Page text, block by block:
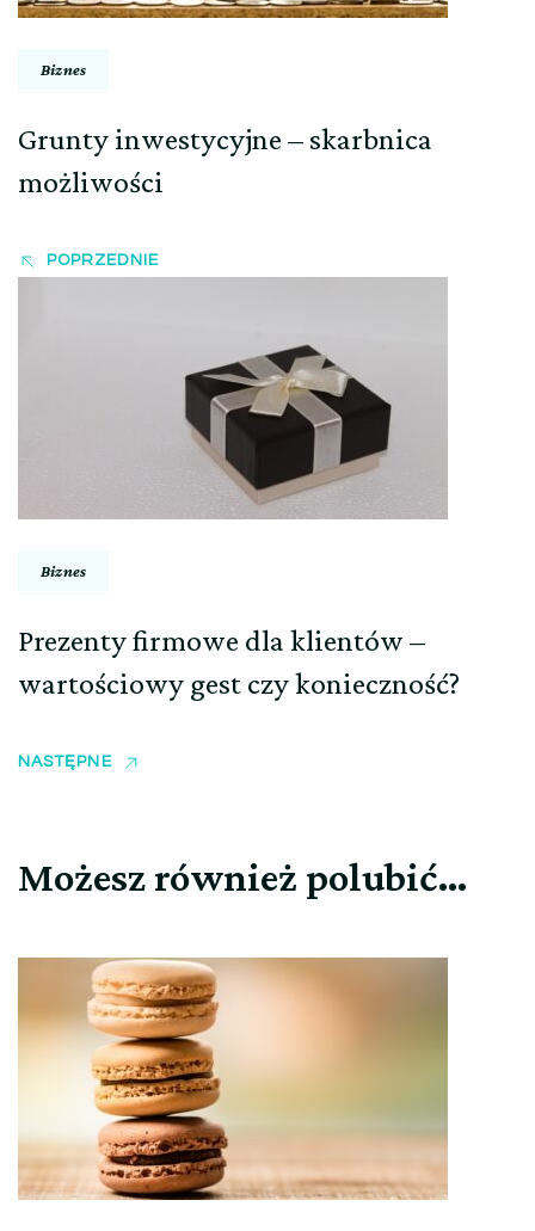
Biznes
Grunty inwestycyjne – skarbnica
możliwości
POPRZEDNIE
Biznes
Prezenty firmowe dla klientów –
wartościowy gest czy konieczność?
NASTĘPNE
Możesz również polubić…